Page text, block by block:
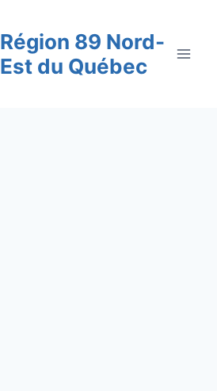
Région 89 Nord-
Est du Québec